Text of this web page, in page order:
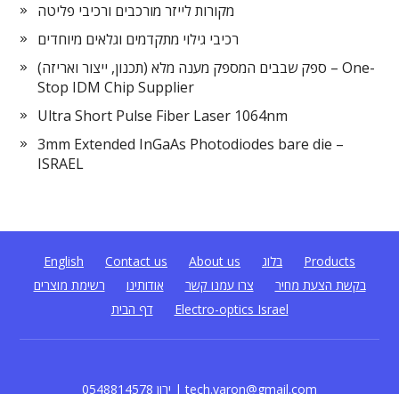
מקורות לייזר מורכבים ורכיבי פליטה
רכיבי גילוי מתקדמים וגלאים מיוחדים
ספק שבבים המספק מענה מלא (תכנון, ייצור ואריזה) – One-
Stop IDM Chip Supplier
Ultra Short Pulse Fiber Laser 1064nm
3mm Extended InGaAs Photodiodes bare die –
ISRAEL
English Contact us About us בלוג
Products
רשימת מוצרים
אודותינו צרו עמנו קשר
בקשת הצעת מחיר
דף הבית
Electro-optics Israel
0548814578 ירון | tech.yaron@gmail.com